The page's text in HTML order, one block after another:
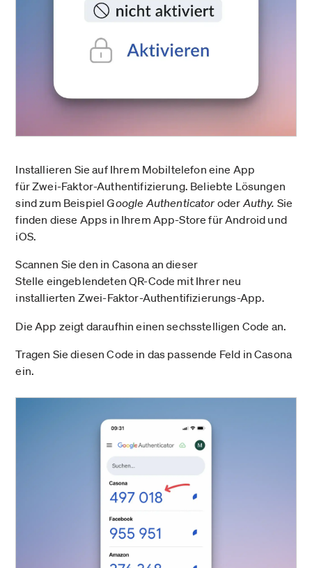
Installieren Sie auf Ihrem Mobiltelefon eine App
für Zwei-Faktor-Authentifizierung. Beliebte Lösungen
sind zum BeispielGoogle Authenticator oder Authy. Sie
finden diese Apps in Ihrem App-Store für Android und
iOS.
Scannen Sie den in Casona an dieser
Stelle eingeblendeten QR-Code mit Ihrer neu
installierten Zwei-Faktor-Authentifizierungs-App.
Die App zeigt daraufhin einen sechsstelligen Code an.
Tragen Sie diesen Code in das passende Feld in Casona
ein.